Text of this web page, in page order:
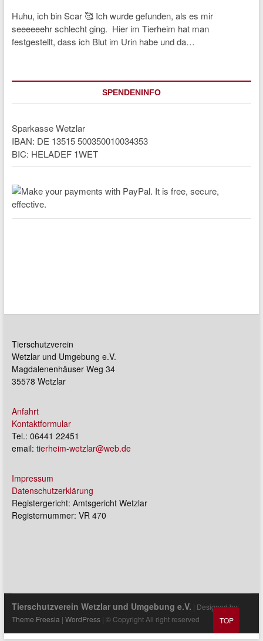
Huhu, ich bin Scar 🥰 Ich wurde gefunden, als es mir
seeeeeehr schlecht ging. Hier im Tierheim hat man
festgestellt, dass ich Blut im Urin habe und da…
SPENDENINFO
Sparkasse Wetzlar
IBAN: DE 13515 500350010034353
BIC: HELADEF 1WET
Tierschutzverein
Wetzlar und Umgebung e.V.
Magdalenenhäuser Weg 34
35578 Wetzlar
Anfahrt
Kontaktformular
Tel.: 06441 22451
email: tierheim-wetzlar@web.de
Impressum
Datenschutzerklärung
Registergericht: Amtsgericht Wetzlar
Registernummer: VR 470
Tierschutzverein Wetzlar und Umgebung e.V. | Designed by:
Theme Freesia | WordPress| © Copyright All right reserved TOP